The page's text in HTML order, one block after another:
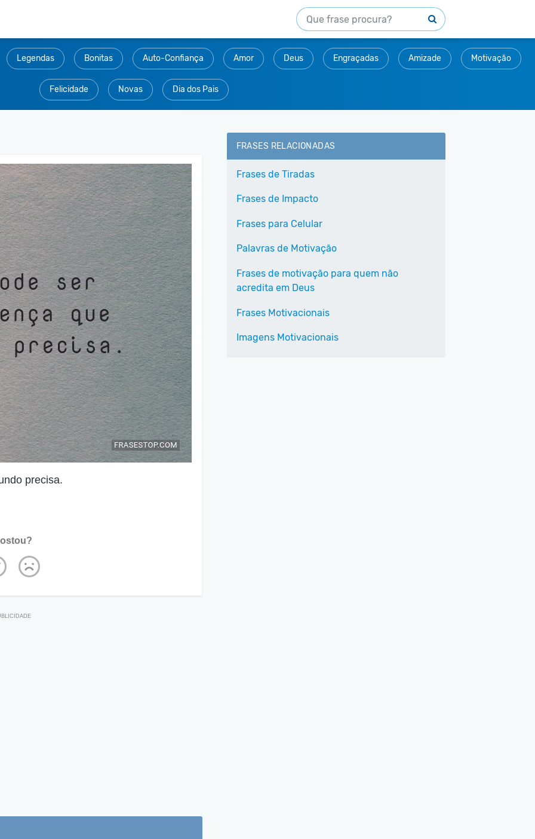
Legendas Bonitas Auto-Confiança Amor Deus Engraçadas Amizade Motivação
Felicidade Novas Dia dos Pais
precisa.
FRASES RELACIONADAS
Frases de Tiradas
Frases de Impacto
Frases para Celular
Palavras de Motivação
Frases de motivação para quem não
acredita em Deus
Frases Motivacionais
Imagens Motivacionais